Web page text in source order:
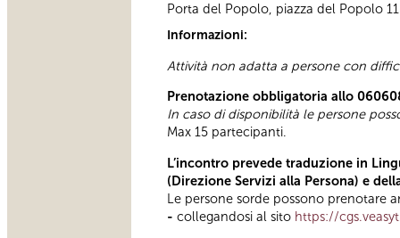
Porta del Popolo, piazza del Popolo
Informazioni:
Attività non adatta a persone con
Prenotazione obbligatoria allo
In caso di disponibilità le persone
Max 15 partecipanti.
L’incontro prevede traduzione in
(Direzione Servizi alla Persona) e
Le persone sorde possono prenotare
- collegandosi al sito https://